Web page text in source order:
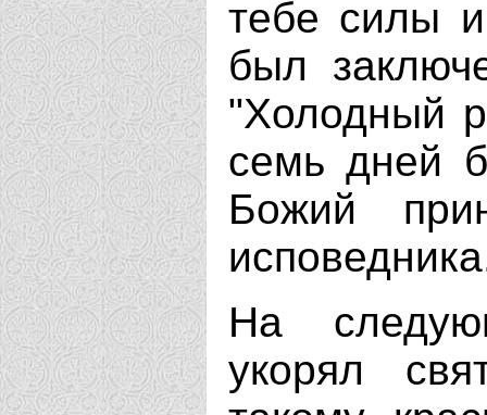
тебе силы
был
"Холодный
семь дней
Божий
На
укорял